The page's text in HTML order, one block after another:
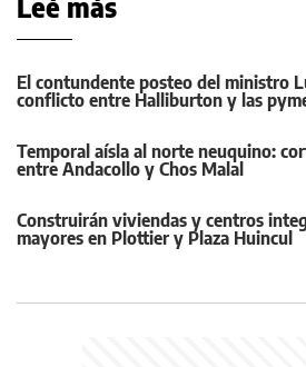
Leé más
El contundente posteo del ministro
conflicto entre Halliburton y las
Temporal aísla al norte neuquino:
entre Andacollo y Chos Malal
Construirán viviendas y centros
mayores en Plottier y Plaza Huincul